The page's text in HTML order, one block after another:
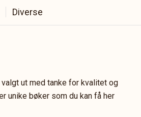
Diverse
ut med tanke for kvalitet og
unike bøker som du kan få her